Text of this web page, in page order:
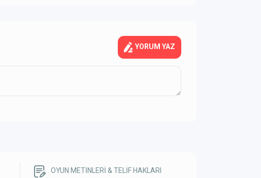
YORUM YAZ
OYUN METİNLERİ & TELİF HAKLARI